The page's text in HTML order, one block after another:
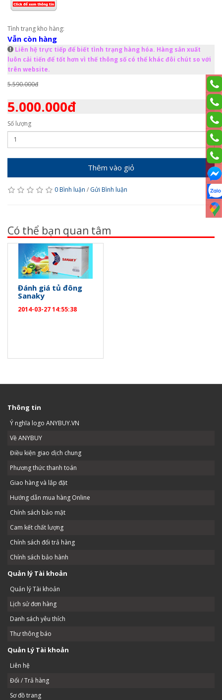
Tình trạng kho hàng:
Vẫn còn hàng
Liên hệ trực tiếp để biết tình trạng hàng hóa. Hàng sản xuất
luôn cải tiến để tốt hơn vì thế thông số có thể khác đôi chút so với
trên website.
5.590.000đ
5.000.000đ
Số lượng
Thêm vào giỏ
0 Bình luận / Gửi Bình luận
Có thể bạn quan tâm
Đánh giá tủ đông
Sanaky
2014-03-27 14:55:38
Thông tin
Ý nghĩa logo ANYBUY.VN
Về ANYBUY
Điều kiện giao dịch chung
Phương thức thanh toán
Giao hàng và lắp đặt
Hướng dẫn mua hàng Online
Chính sách bảo mật
Cam kết chất lượng
Chính sách đổi trả hàng
Chính sách bảo hành
Quản lý Tài khoản
Quản lý Tài khoản
Lịch sử đơn hàng
Danh sách yêu thích
Thư thông báo
Quản Lý Tài khoản
Liên hệ
Đổi / Trả hàng
Sơ đồ trang